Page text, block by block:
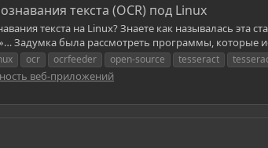
текста (OCR) под Linux
текста на Linux? Знаете как называлась эта
Задумка была рассмотреть программы, которые
ocr ocrfeeder open-source tesseract
веб-приложений